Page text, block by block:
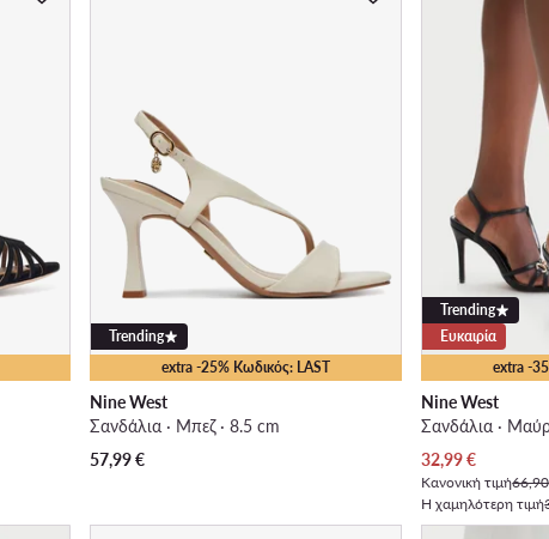
extra -25% Κωδικός: LAST
Trending
Nine West
Σανδάλια · Μπεζ · 8.5 cm
57,99€
extra -
Trending
Ευκαιρία
Nine West
Σανδάλια ·
Τρέχουσα τιμή
32,99€
Κανονική τιμή
Η χαμηλότερη τιμή